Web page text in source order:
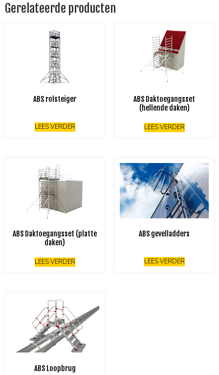
Gerelateerde producten
ABS rolsteiger
LEES VERDER
ABS Daktoegangsset
(hellende daken)
LEES VERDER
ABS Daktoegangsset (platte
daken)
LEES VERDER
ABS gevelladders
LEES VERDER
ABS Loopbrug